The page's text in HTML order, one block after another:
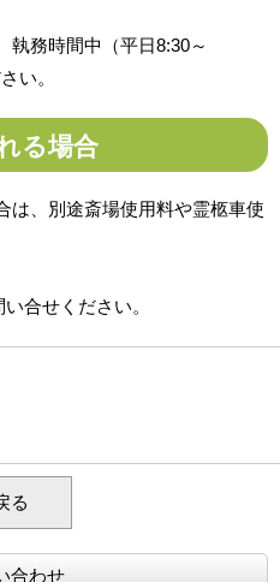
執務時間中（平日8:30～
い。
る場合
は、別途斎場使用料や霊柩車使
合せください。
る
合わせ